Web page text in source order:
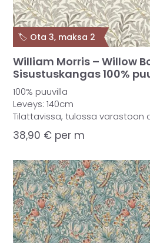
William Morris – Willow
Sisustuskangas 100%
100% puuvilla
Leveys: 140cm
Tilattavissa, tulossa varastoon
38,90 € per m
🏷️ Ota 3, maksa 2